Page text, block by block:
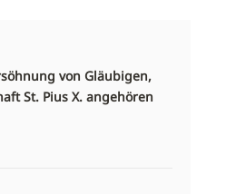
von Gläubigen,
St. Pius X. angehören